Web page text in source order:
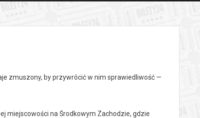
zmuszony, by przywrócić w nim sprawiedliwość —
miejscowości na Środkowym Zachodzie, gdzie